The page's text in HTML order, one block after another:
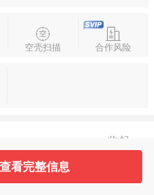
空壳扫描 合作风险
收起
2
看完整信息